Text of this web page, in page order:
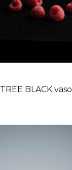
TREE BLACK vaso